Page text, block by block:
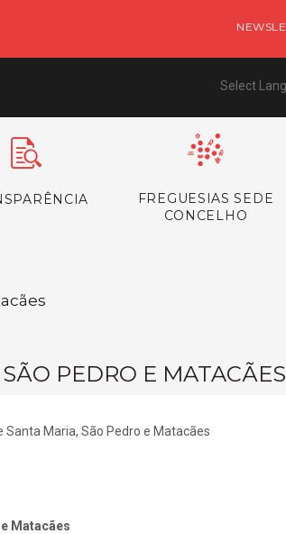
Select
FREGUESIAS SEDE
CONCELHO
PEDRO E MATACÃES
Matacães